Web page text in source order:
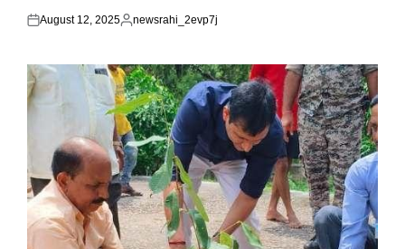
Posted
August 12, 2025
Posted
newsrahi_2evp7j